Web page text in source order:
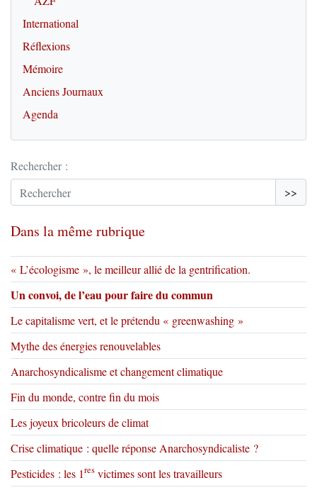
International
Réflexions
Mémoire
Anciens Journaux
Agenda
Rechercher :
>>
Dans la même rubrique
« L’écologisme », le meilleur allié de la gentrification.
Un convoi, de l’eau pour faire du commun
Le capitalisme vert, et le prétendu « greenwashing »
Mythe des énergies renouvelables
Anarchosyndicalisme et changement climatique
Fin du monde, contre fin du mois
Les joyeux bricoleurs de climat
Crise climatique : quelle réponse Anarchosyndicaliste ?
Pesticides : les 1res victimes sont les travailleurs